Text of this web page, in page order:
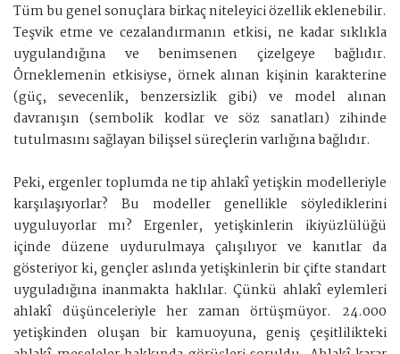
Tüm bu genel sonuçlara birkaç niteleyici özellik eklenebilir.
Teşvik etme ve cezalandırmanın etkisi, ne kadar sıklıkla
uygulandığına ve benimsenen çizelgeye bağlıdır.
Örneklemenin etkisiyse, örnek alınan kişinin karakterine
(güç, sevecenlik, benzersizlik gibi) ve model alınan
davranışın (sembolik kodlar ve söz sanatları) zihinde
tutulmasını sağlayan bilişsel süreçlerin varlığına bağlıdır.
Peki, ergenler toplumda ne tip ahlakî yetişkin modelleriyle
karşılaşıyorlar? Bu modeller genellikle söylediklerini
uyguluyorlar mı? Ergenler, yetişkinlerin ikiyüzlülüğü
içinde düzene uydurulmaya çalışılıyor ve kanıtlar da
gösteriyor ki, gençler aslında yetişkinlerin bir çifte standart
uyguladığına inanmakta haklılar. Çünkü ahlakî eylemleri
ahlakî düşünceleriyle her zaman örtüşmüyor. 24.000
yetişkinden oluşan bir kamuoyuna, geniş çeşitlilikteki